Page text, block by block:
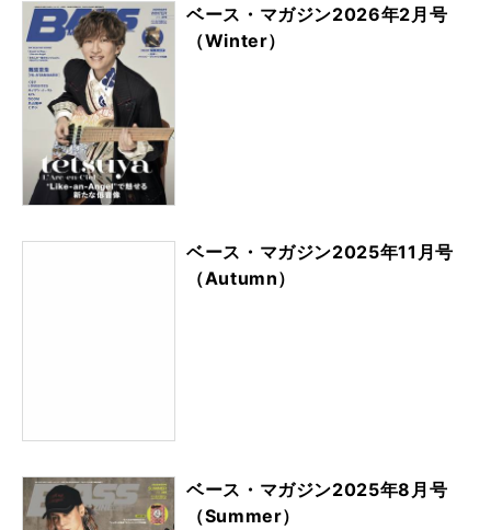
ベース・マガジン2026年2月号
（Winter）
ベース・マガジン2025年11月号
（Autumn）
ベース・マガジン2025年8月号
（Summer）